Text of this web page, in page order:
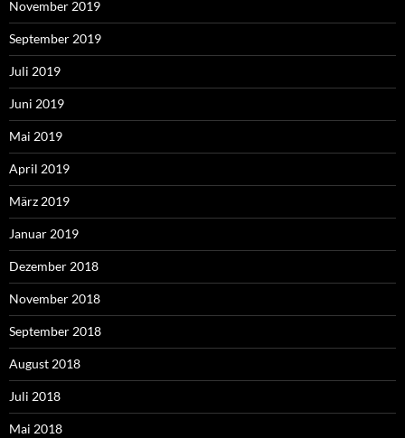
November 2019
September 2019
Juli 2019
Juni 2019
Mai 2019
April 2019
März 2019
Januar 2019
Dezember 2018
November 2018
September 2018
August 2018
Juli 2018
Mai 2018